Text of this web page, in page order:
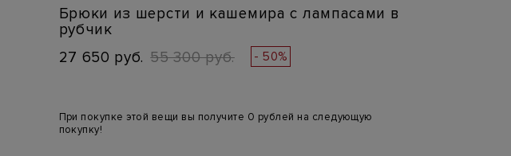
Брюки из шерсти и кашемира с лампасами в
рубчик
27 650 руб. 55 300 руб. - 50%
При покупке этой вещи вы получите 0 рублей на следующую
покупку!